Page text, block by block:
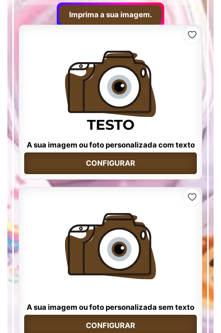
Imprima a sua imagem.
A sua imagem ou foto personalizada com texto
CONFIGURAR
A sua imagem ou foto personalizada sem texto
CONFIGURAR